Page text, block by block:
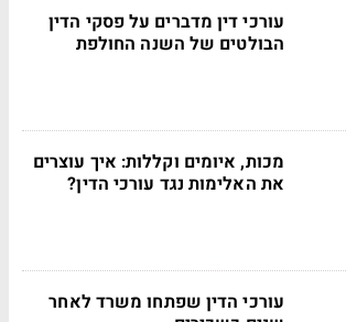
עורכי דין מדברים על פסקי הדין
הבולטים של השנה החולפת
מכות, איומים וקללות: איך עוצרים
את האלימות נגד עורכי הדין?
עורכי הדין שפתחו משרד לאחר